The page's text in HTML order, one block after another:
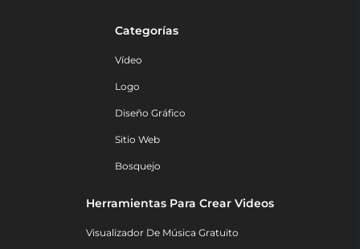
Categorías
Vídeo
Logo
Diseño Gráfico
Sitio Web
Bosquejo
Herramientas Para Crear Videos
Visualizador De Música Gratuito